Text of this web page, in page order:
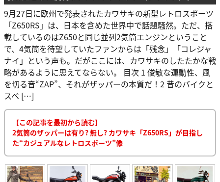
9月27日に欧州で発表されたカワサキの新型レトロスポーツ
「Z650RS」は、日本を含めた世界中で話題騒然。ただ、搭
載しているのはZ650と同じ並列2気筒エンジンということ
で、4気筒を待望していたファンからは「残念」「コレジャ
ナイ」という声も。だがここには、カワサキのしたたかな戦
略があるように思えてならない。 目次 1 俊敏な運動性、風
を切る音“ZAP”、それがザッパーの本質だ！2 昔のバイクと
スペ […]
【この記事を最初から読む】
2気筒のザッパーは有り? 無し? カワサキ「Z650RS」が目指し
た“カジュアルなレトロスポーツ”像